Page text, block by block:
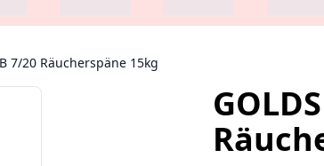
7/20 Räucherspäne 15kg